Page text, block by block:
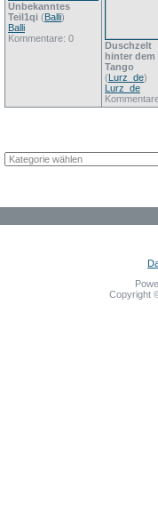
Unbekanntes
Teil1qi (Balli)
Balli
Kommentare: 0
Duschzelt
hinter dem
Tango
(Lurz_de)
Lurz_de
Copyright